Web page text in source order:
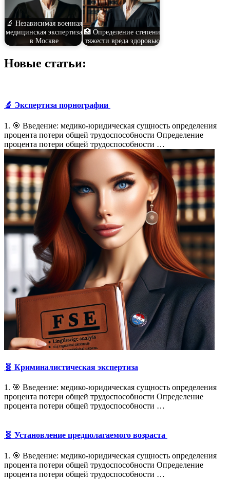
🔬 Независимая военная
медицинская экспертиза
в Москве
🏥 Определение степени
тяжести вреда здоровью
Новые статьи:
🔬 Экспертиза порнографии
1. 🎯 Введение: медико-юридическая сущность определения
процента потери общей трудоспособности Определение
процента потери общей трудоспособности …
🧬 Криминалистическая экспертиза
1. 🎯 Введение: медико-юридическая сущность определения
процента потери общей трудоспособности Определение
процента потери общей трудоспособности …
🧬 Установление предполагаемого возраста
1. 🎯 Введение: медико-юридическая сущность определения
процента потери общей трудоспособности Определение
процента потери общей трудоспособности …